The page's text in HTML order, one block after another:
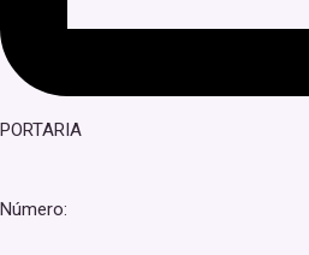
PORTARIA
Número: